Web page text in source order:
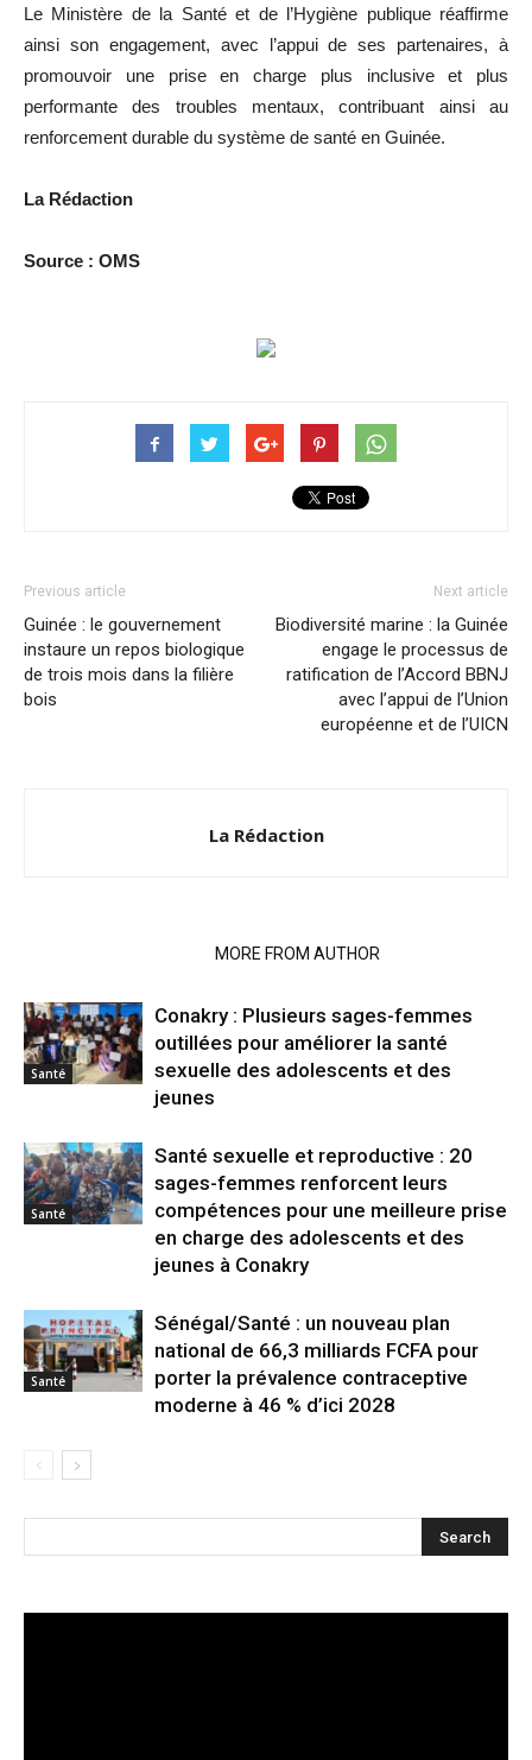
Le Ministère de la Santé et de l’Hygiène publique réaffirme
ainsi son engagement, avec l’appui de ses partenaires, à
promouvoir une prise en charge plus inclusive et plus
performante des troubles mentaux, contribuant ainsi au
renforcement durable du système de santé en Guinée.
La Rédaction
Source : OMS
Previous article
Guinée : le gouvernement
instaure un repos biologique
de trois mois dans la filière
bois
Next article
Biodiversité marine : la Guinée
engage le processus de
ratification de l’Accord BBNJ
avec l’appui de l’Union
européenne et de l’UICN
La Rédaction
MORE FROM AUTHOR
Santé
Conakry : Plusieurs sages-femmes
outillées pour améliorer la santé
sexuelle des adolescents et des
jeunes
Santé
Santé sexuelle et reproductive : 20
sages-femmes renforcent leurs
compétences pour une meilleure prise
en charge des adolescents et des
jeunes à Conakry
Santé
Sénégal/Santé : un nouveau plan
national de 66,3 milliards FCFA pour
porter la prévalence contraceptive
moderne à 46 % d’ici 2028